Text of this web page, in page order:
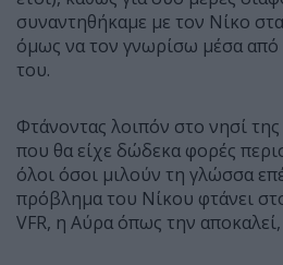
συναντηθήκαμε με τον Νίκο
όμως να τον γνωρίσω μέσα από
του.
Φτάνοντας λοιπόν στο νησί
που θα είχε δώδεκα φορές
όλοι όσοι μιλούν τη γλώσσα
πρόβλημα του Νίκου φτάνει
VFR, η Αύρα όπως την αποκαλεί,